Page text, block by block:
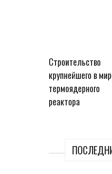
Строительство
крупнейшего в
термоядерного
реактора